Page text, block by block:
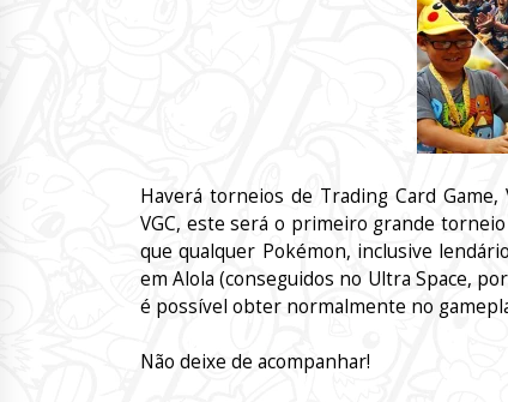
Haverá torneios de Trading Card
VGC, este será o primeiro grande torneio
que qualquer Pokémon, inclusive
em Alola (conseguidos no Ultra Space,
é possível obter normalmente no
Não deixe de acompanhar!